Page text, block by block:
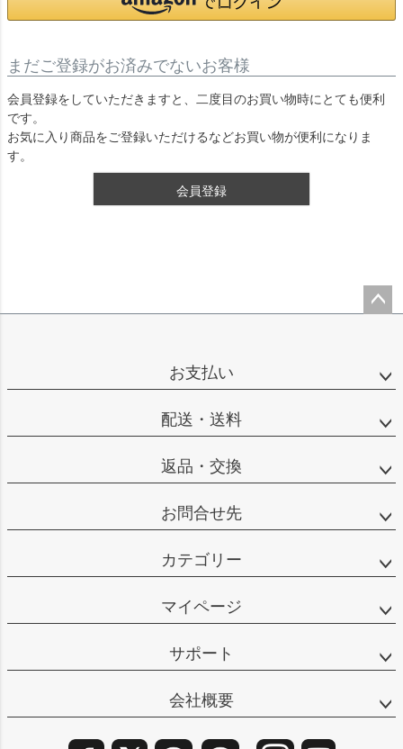
まだご登録がお済みでないお客様
会員登録をしていただきますと、二度目のお買い物時にとても便利
です。
お気に入り商品をご登録いただけるなどお買い物が便利になりま
す。
会員登録
お支払い
配送・送料
返品・交換
お問合せ先
カテゴリー
マイページ
サポート
会社概要